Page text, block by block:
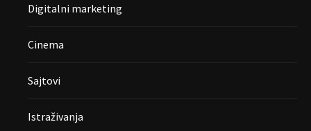
Digitalni marketing
Cinema
Sajtovi
Istraživanja